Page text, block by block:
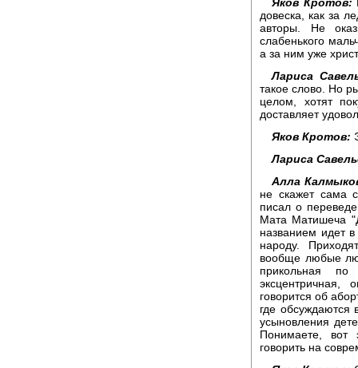
довеска, как за
авторы. Не
слабенького
а за ним уже
Лариса
такое слово. Но
целом, хотят
доставляет
Яков Кротов:
Лариса
Алла
не скажет сама
писал о
Мата Матишеча
названием идет
народу.
вообще любые
прикольная
эксцентричная,
говорится об
где обсуждаются
усыновления
Понимаете, вот
говорить на